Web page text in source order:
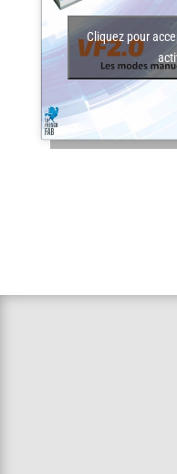
Cliquez pour